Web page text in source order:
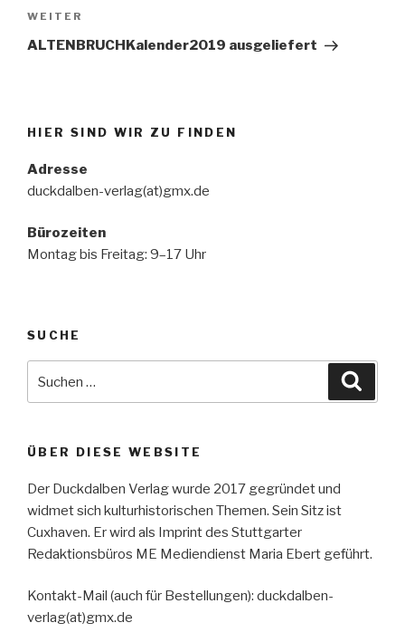
Nächster
Beitrag
WEITER
ALTENBRUCHKalender2019 ausgeliefert
HIER SIND WIR ZU FINDEN
Adresse
duckdalben-verlag(at)gmx.de
Bürozeiten
Montag bis Freitag: 9–17 Uhr
SUCHE
nach:
ÜBER DIESE WEBSITE
Der Duckdalben Verlag wurde 2017 gegründet und
widmet sich kulturhistorischen Themen. Sein Sitz ist
Cuxhaven. Er wird als Imprint des Stuttgarter
Redaktionsbüros ME Mediendienst Maria Ebert geführt.
Kontakt-Mail (auch für Bestellungen): duckdalben-
verlag(at)gmx.de